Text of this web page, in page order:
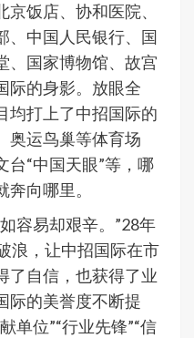
饭店、协和医院、
、中国人民银行、国
、国家博物馆、故宫
际的身影。放眼全
均打上了中招国际的
奥运鸟巢等体育场
台“中国天眼”等，哪
向哪里。
易却艰辛。”28年
浪，让中招国际在市
了自信，也获得了业
际的美誉度不断提
单位”“行业先锋”“信